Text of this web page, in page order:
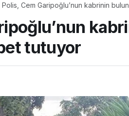
Polis, Cem Garipoğlu’nun kabrinin
tutuyor